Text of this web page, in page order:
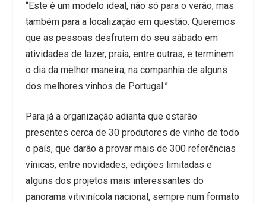
“Este é um modelo ideal, não só para o verão, mas
também para a localização em questão. Queremos
que as pessoas desfrutem do seu sábado em
atividades de lazer, praia, entre outras, e terminem
o dia da melhor maneira, na companhia de alguns
dos melhores vinhos de Portugal.”
Para já a organização adianta que estarão
presentes cerca de 30 produtores de vinho de todo
o país, que darão a provar mais de 300 referências
vínicas, entre novidades, edições limitadas e
alguns dos projetos mais interessantes do
panorama vitivinícola nacional, sempre num formato